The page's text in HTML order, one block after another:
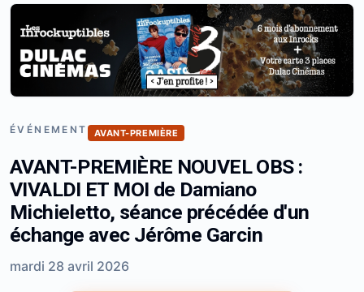
ÉVÉNEMENT AVANT-PREMIÈRE
AVANT-PREMIÈRE NOUVEL OBS :
VIVALDI ET MOI de Damiano
Michieletto, séance précédée d'un
échange avec Jérôme Garcin
mardi 28 avril 2026